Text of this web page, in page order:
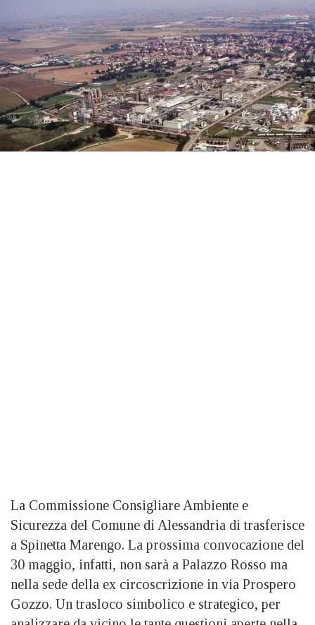
La Commissione Consigliare Ambiente e
Sicurezza del Comune di Alessandria di trasferisce
a Spinetta Marengo. La prossima convocazione del
30 maggio, infatti, non sarà a Palazzo Rosso ma
nella sede della ex circoscrizione in via Prospero
Gozzo. Un trasloco simbolico e strategico, per